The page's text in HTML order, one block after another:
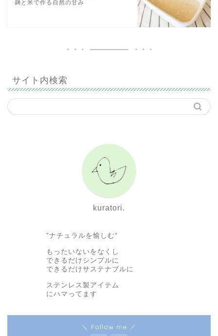
麹と米で作る自然の甘み
サイト内検索
kuratori.
”ナチュラルを愉しむ”
もったいないをなくし
できるだけシンプルに
できるだけサステナブルに
ステンレス製アイテム
にハマってます
＼ Follow me ／